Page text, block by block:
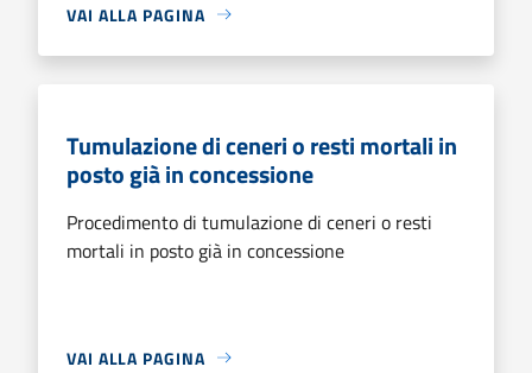
VAI ALLA PAGINA
Tumulazione di ceneri o resti mortali in
posto già in concessione
Procedimento di tumulazione di ceneri o resti
mortali in posto già in concessione
VAI ALLA PAGINA